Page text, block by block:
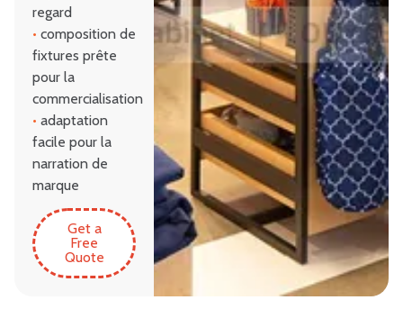
regard
• composition de
fixtures prête
pour la
commercialisation
• adaptation
facile pour la
narration de
marque
Get a
Free
Quote